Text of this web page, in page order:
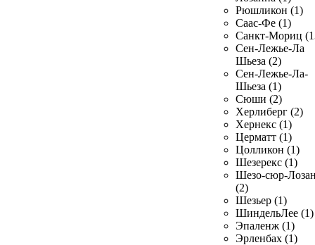
Рюшликон (1)
Саас-Фе (1)
Санкт-Мориц
Сен-Лежье-Ла
Шьеза (2)
Сен-Лежье-Ла-
Шьеза (1)
Сюши (2)
Херлиберг (2)
Хернекс (1)
Церматт (1)
Цолликон (1)
Шезерекс (1)
Шезо-сюр-
(2)
Шезьер (1)
ШиндельЛее (1)
Эпаленж (1)
Эрленбах (1)